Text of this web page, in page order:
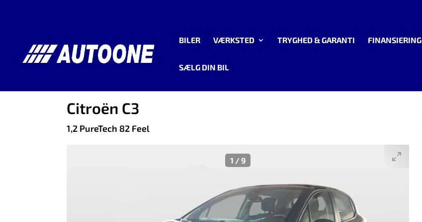
BILER VÆRKSTED TRYGHED & GARANTI FINANSIERING
SÆLG DIN BIL
Citroën C3
1,2 PureTech 82 Feel
1 /9